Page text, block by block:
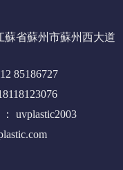
蘇省蘇州市蘇州西大道
85186727
uvplastic2003